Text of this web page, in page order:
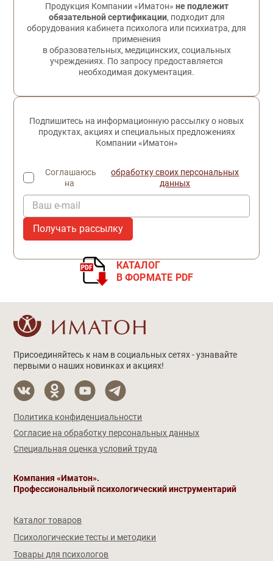
Продукция Компании «Иматон» не подлежит
обязательной сертификации, подходит для
оборудования кабинета психолога или психиатра, для
применения
в образовательных, медицинских, социальных
учреждениях. По запросу предоставляется
необходимая документация.
Подпишитесь на информационную рассылку о новых
продуктах, акциях и специальных предложениях
Компании «Иматон»
Соглашаюсь
на
обработку своих персональных
данных
Ваш e-mail
КАТАЛОГ
В ФОРМАТЕ PDF
Присоединяйтесь к нам в социальных сетях - узнавайте
первыми о наших новинках и акциях!
Политика конфиденциальности
Согласие на обработку персональных данных
Специальная оценка условий труда
Компания «Иматон».
Профессиональный психологический инструментарий
Каталог товаров
Психологические тесты и методики
Товары для психологов